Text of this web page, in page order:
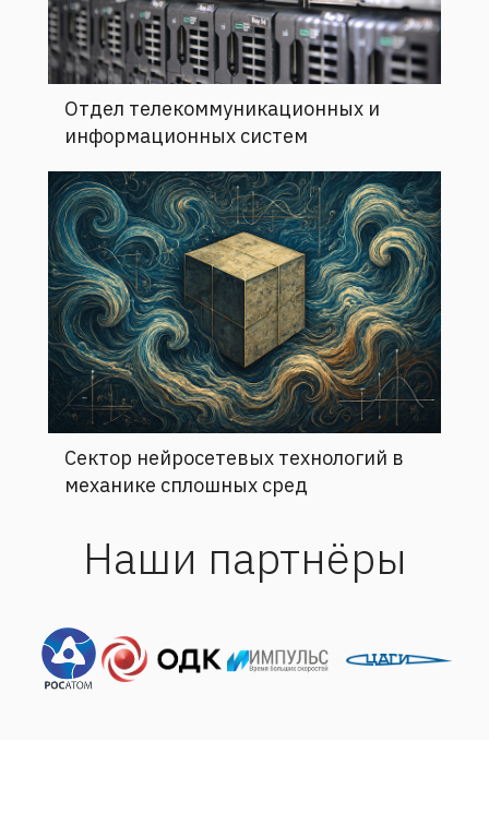
Отдел телекоммуникационных и
информационных систем
Сектор нейросетевых технологий в
механике сплошных сред
Наши партнёры